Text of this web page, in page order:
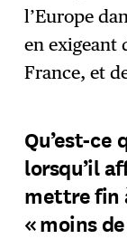
l’Europe
en exigeant
France, et
Qu’est-ce
lorsqu’il
mettre fin
« moins